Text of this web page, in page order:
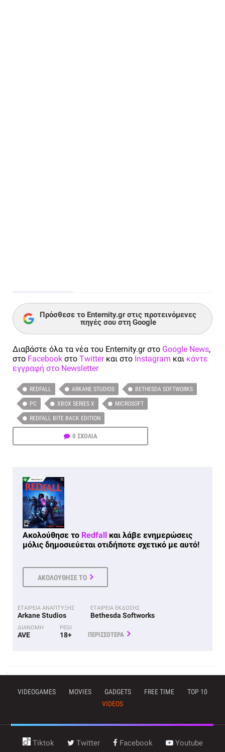
Πρόσθεσε το Enternity.gr στις προτεινόμενες
πηγές σου στη Google
Διαβάστε όλα τα νέα του Enternity.gr στο Google News,
στο Facebook στο Twitterκαι στο Instagram και κάντε
εγγραφή στο Newsletter
REDFALL ARKANE STUDIOS BETHESDA SOFTWORKS
PC XBOX SERIES X MICROSOFT
REDFALL BITE BACK EDITION
0 ΣΧΟΛΙΑ
Ακολούθησε το Redfall και λάβε ενημερώσεις
μόλις δημοσιεύεται οτιδήποτε σχετικό με αυτό!
ΑΚΟΛΟΥΘΗΣΕ ΤΟ
ΕΤΑΙΡΕΙΑ ΑΝΑΠΤΥΞΗΣ
Arkane Studios
ΕΤΑΙΡΕΙΑ ΕΚΔΟΣΗΣ
Bethesda Softworks
ΔΙΑΝΟΜΗ
AVE
PEGI
18+ ΠΕΡΙΣΣΟΤΕΡΑ
VIDEOGAMES MOVIES GADGETS FREE TIME
TOP 10
VIDEOS
Tiktok Twitter Facebook
Youtube